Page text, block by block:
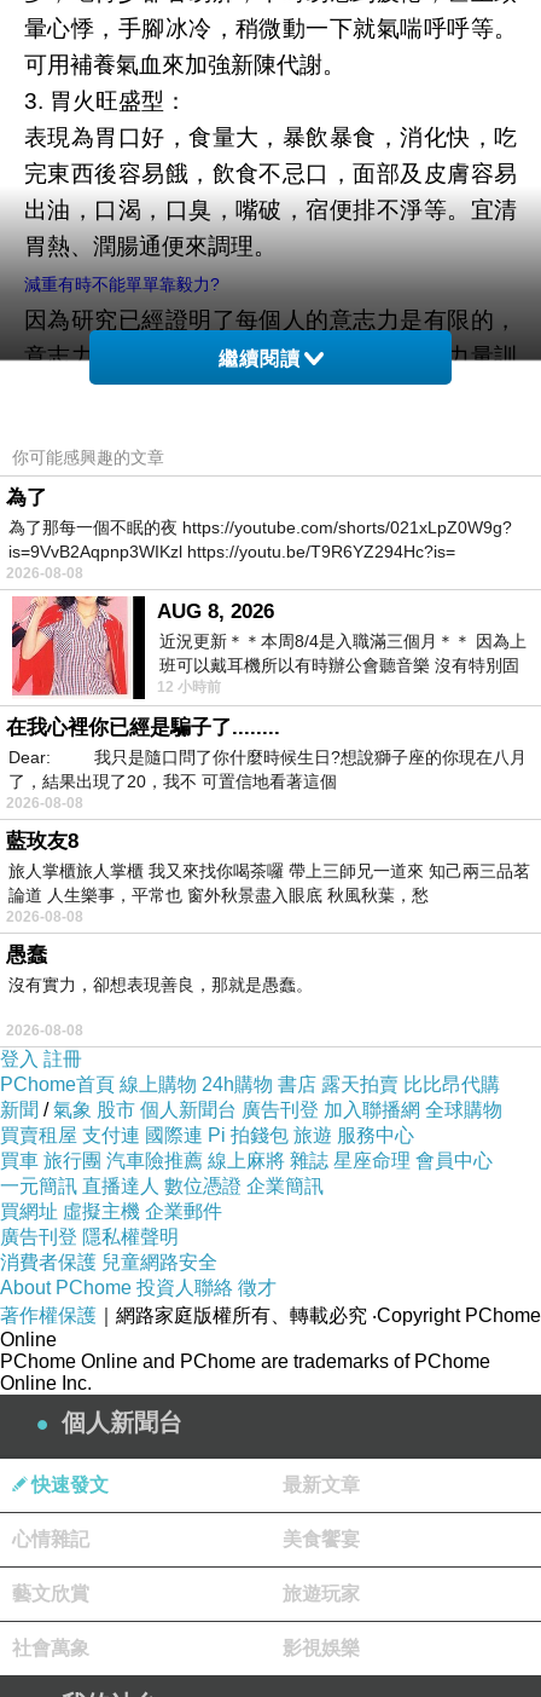
暈心悸，手腳冰冷，稍微動一下就氣喘呼呼等。
可用補養氣血來加強新陳代謝。
3. 胃火旺盛型：
表現為胃口好，食量大，暴飲暴食，消化快，吃
完東西後容易餓，飲食不忌口，面部及皮膚容易
出油，口渴，口臭，嘴破，宿便排不淨等。宜清
胃熱、潤腸通便來調理。
減重有時不能單單靠毅力?
因為研究已經證明了每個人的意志力是有限的，
意志力和肌肉一樣，當我們做完高強度的力量訓
更多的其他活動。
想想，當我們的單位衝鋒陷陣、心力交瘁，回到
家裡看到小孩鬧、滿地狼藉的時候，你真的還有
多餘的意志力去少油少鹽的吃雞胸肉?
當你完成了一次高強度的力量訓練，跑完一次馬
拉松，你真的還有多餘的意志力不去大快朵頤?
在吃這件事情上面，
消耗更多的意志力，所以意志力用完以後，會更
容易克制不住自己。
如果只是靠意志力來維持減肥的效果，能夠維持
成功的幾率是很低的前面我們提到快速減肥成功
的人群中95%的維持不下去減肥的效果
而中醫減重就是讓您在維持正常飲食下，也可以
獲得較好的減重效果
減肥這件事就是長期作戰。如果沒有遵循醫囑，
會很快復胖回去，這種效應實在太可怕了。
因此，必須尋求專業中醫師的建議才是正確的方
式
不要聽信謠言跟偏方。
尤其許多網友的自身經驗，吃什麼有效，吃什麼
可以快速減重，千千萬萬不要全信啊！
透過上面的說明後，我們可以了解整個肥胖的主
要證型
但是切記不可以看到證型，然後自己當醫生，以
為自己就是那一種證型就去抓藥吃
而桃園廣和與廣仁堂中醫診所的治療步驟分為兩
個階段：
1.首先他會先了解我整個身體狀態，並且會反覆
確認患者體質狀態與平常飲食狀況，並會囑咐這
段時間該吃什麼不能吃什麼，非常仔細的說明。
繼續閱讀
你可能感興趣的文章
為了
為了那每一個不眠的夜 https://youtube.com/shorts/021xLpZ0W9g?
is=9VvB2Aqpnp3WIKzl https://youtu.be/T9R6YZ294Hc?is=
2026-08-08
AUG 8, 2026
近況更新＊＊本周8/4是入職滿三個月＊＊ 因為上
班可以戴耳機所以有時辦公會聽音樂 沒有特別固
定哪天但就是一周某一天會固定聽'90
12 小時前
在我心裡你已經是騙子了........
Dear: 我只是隨口問了你什麼時候生日?想說獅子座的你現在八月
了，結果出現了20，我不 可置信地看著這個
2026-08-08
藍玫友8
旅人掌櫃旅人掌櫃 我又來找你喝茶囉 帶上三師兄一道來 知己兩三品茗
論道 人生樂事，平常也 窗外秋景盡入眼底 秋風秋葉，愁
2026-08-08
愚蠢
沒有實力，卻想表現善良，那就是愚蠢。
2026-08-08
登入 註冊
PChome首頁 線上購物 24h購物 書店 露天拍賣 比比昂代購
新聞 /氣象 股市 個人新聞台 廣告刊登 加入聯播網 全球購物
買賣租屋 支付連 國際連 Pi 拍錢包 旅遊 服務中心
買車 旅行團 汽車險推薦 線上麻將 雜誌 星座命理 會員中心
一元簡訊 直播達人 數位憑證 企業簡訊
買網址 虛擬主機 企業郵件
廣告刊登 隱私權聲明
消費者保護 兒童網路安全
About PChome 投資人聯絡 徵才
著作權保護 ｜網路家庭版權所有、轉載必究 ‧Copyright PChome
Online
PChome Online and PChome are trademarks of PChome
Online Inc.
個人新聞台
快速發文 最新文章
心情雜記 美食饗宴
藝文欣賞 旅遊玩家
社會萬象 影視娛樂